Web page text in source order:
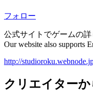
フォロー
公式サイトでゲームの
Our website also supports
http://
クリエイター